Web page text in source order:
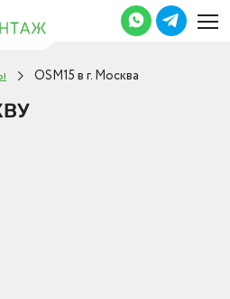
OSM15 в г. Москва